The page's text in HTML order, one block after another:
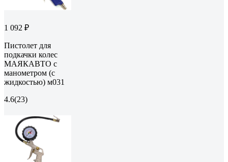
1 092 ₽
Пистолет для
подкачки колес
МАЯКАВТО с
манометром (с
жидкостью) м031
4.6(23)